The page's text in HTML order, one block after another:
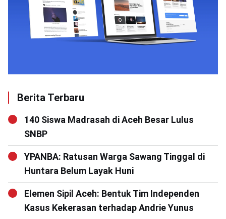
Berita Terbaru
140 Siswa Madrasah di Aceh Besar Lulus
SNBP
YPANBA: Ratusan Warga Sawang Tinggal di
Huntara Belum Layak Huni
Elemen Sipil Aceh: Bentuk Tim Independen
Kasus Kekerasan terhadap Andrie Yunus